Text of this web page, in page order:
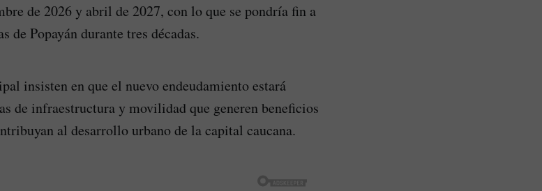
de 2026 y abril de 2027, con lo que se pondría fin a
de Popayán durante tres décadas.
insisten en que el nuevo endeudamiento estará
de infraestructura y movilidad que generen beneficios
al desarrollo urbano de la capital caucana.